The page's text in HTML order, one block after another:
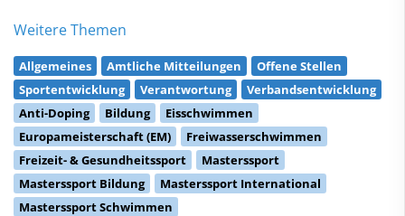
Weitere Themen
Allgemeines Amtliche Mitteilungen
Offene Stellen
Sportentwicklung
Verantwortung
Verbandsentwicklung
Anti-Doping
Bildung
Eisschwimmen
Europameisterschaft (EM)
Freiwasserschwimmen
Freizeit- & Gesundheitssport
Masterssport
Masterssport Bildung
Masterssport International
Masterssport Schwimmen